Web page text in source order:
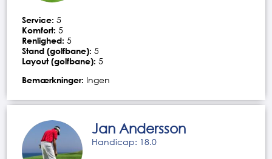
Service: 5
Komfort: 5
Renlighed: 5
Stand (golfbane): 5
Layout (golfbane): 5
Bemærkninger: Ingen
Jan Andersson
Handicap: 18.0